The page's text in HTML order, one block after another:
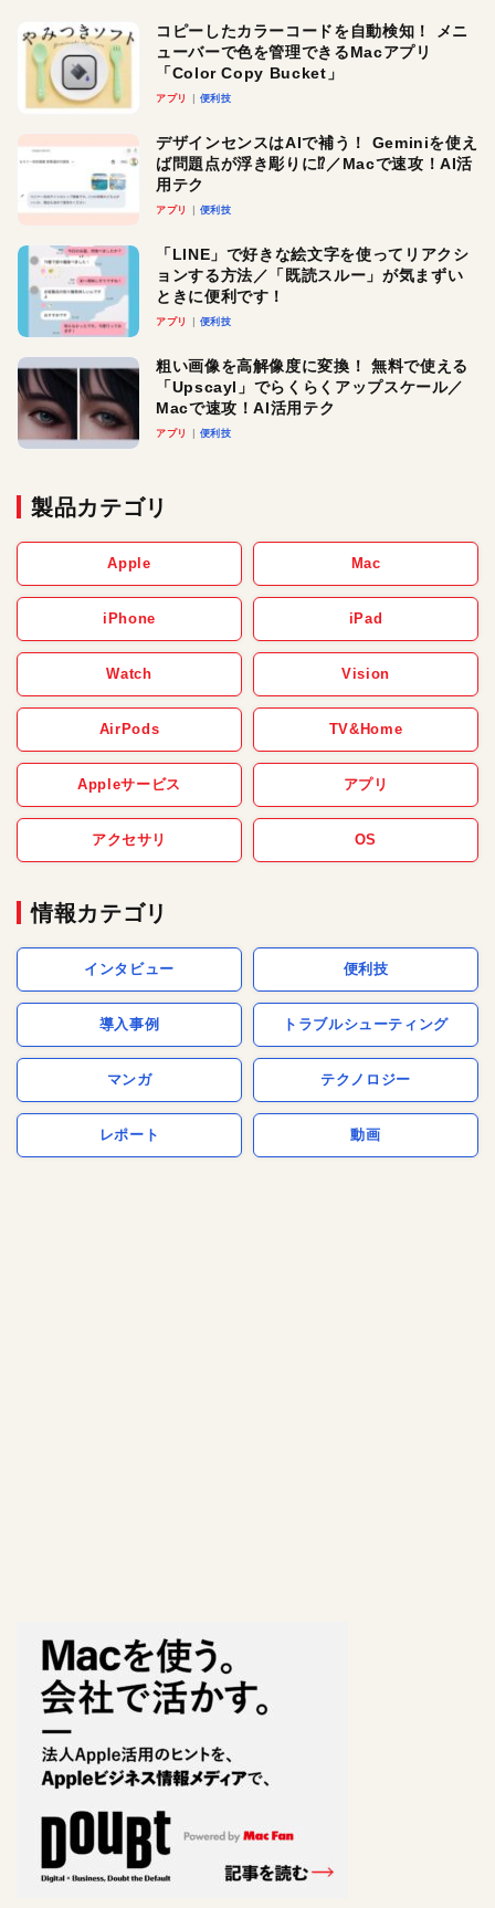
コピーしたカラーコードを自動検知！ メニ
ューバーで色を管理できるMacアプリ
「Color Copy Bucket」
アプリ 便利技
デザインセンスはAIで補う！ Geminiを使え
ば問題点が浮き彫りに⁉︎／Macで速攻！AI活
用テク
アプリ 便利技
「LINE」で好きな絵文字を使ってリアクシ
ョンする方法／「既読スルー」が気まずい
ときに便利です！
アプリ 便利技
粗い画像を高解像度に変換！ 無料で使える
「Upscayl」でらくらくアップスケール／
Macで速攻！AI活用テク
アプリ 便利技
製品カテゴリ
Apple Mac
iPhone iPad
Watch Vision
AirPods TV&Home
Appleサービス アプリ
アクセサリ OS
情報カテゴリ
インタビュー 便利技
導入事例 トラブルシューティング
マンガ テクノロジー
レポート 動画